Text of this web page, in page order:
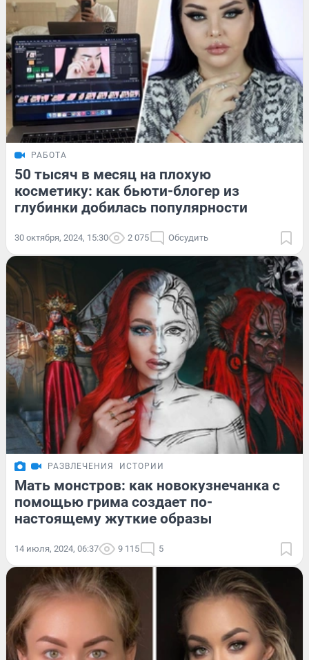
РАБОТА
50 тысяч в месяц на плохую
косметику: как бьюти-блогер из
глубинки добилась популярности
30 октября, 2024, 15:30 2 075 Обсудить
РАЗВЛЕЧЕНИЯ ИСТОРИИ
Мать монстров: как новокузнечанка с
помощью грима создает по-
настоящему жуткие образы
14 июля, 2024, 06:37 9 115 5